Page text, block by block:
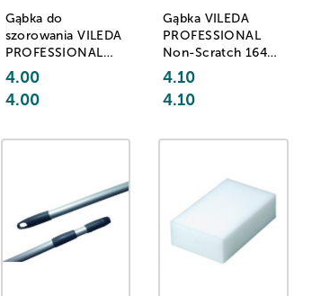
Gąbka do
szorowania VILEDA
PROFESSIONAL
1641, żółto-zielona
4.00
4.00
Gąbka VILEDA
PROFESSIONAL
Non-Scratch 1642,
niebiesko-biała
4.10
4.10